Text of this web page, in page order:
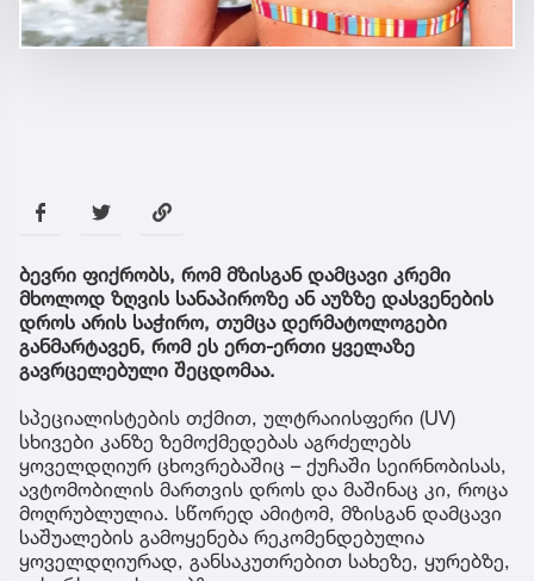
ბევრი ფიქრობს, რომ მზისგან დამცავი კრემი
მხოლოდ ზღვის სანაპიროზე ან აუზზე დასვენების
დროს არის საჭირო, თუმცა დერმატოლოგები
განმარტავენ, რომ ეს ერთ-ერთი ყველაზე
გავრცელებული შეცდომაა.
სპეციალისტების თქმით, ულტრაიისფერი (UV)
სხივები კანზე ზემოქმედებას აგრძელებს
ყოველდღიურ ცხოვრებაშიც – ქუჩაში სეირნობისას,
ავტომობილის მართვის დროს და მაშინაც კი, როცა
მოღრუბლულია. სწორედ ამიტომ, მზისგან დამცავი
საშუალების გამოყენება რეკომენდებულია
ყოველდღიურად, განსაკუთრებით სახეზე, ყურებზე,